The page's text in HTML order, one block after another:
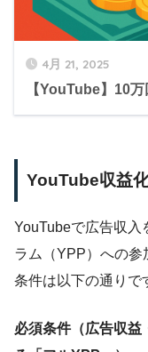
4月 21, 2025
【YouTube】10
YouTube収益
YouTubeで広告収入
ラム（YPP）への
条件は以下の通りで
必須条件（広告収